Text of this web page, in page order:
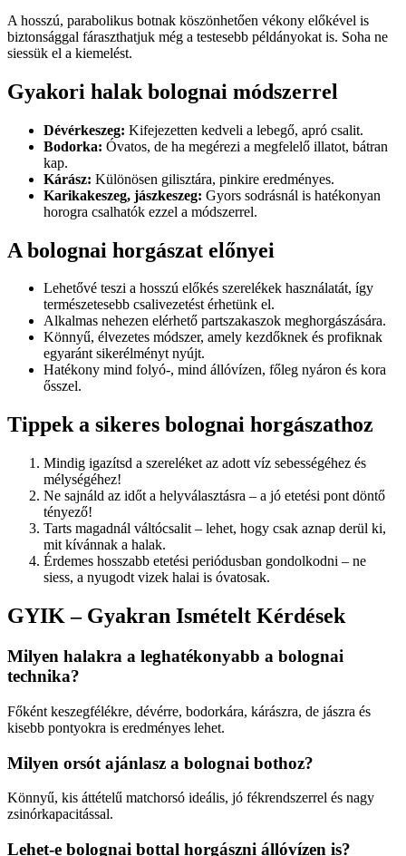
A hosszú, parabolikus botnak köszönhetően vékony előkével is
biztonsággal fáraszthatjuk még a testesebb példányokat is. Soha ne
siessük el a kiemelést.
Gyakori halak bolognai módszerrel
Dévérkeszeg: Kifejezetten kedveli a lebegő, apró csalit.
Bodorka: Óvatos, de ha megérezi a megfelelő illatot, bátran
kap.
Kárász: Különösen gilisztára, pinkire eredményes.
Karikakeszeg, jászkeszeg: Gyors sodrásnál is hatékonyan
horogra csalhatók ezzel a módszerrel.
A bolognai horgászat előnyei
Lehetővé teszi a hosszú előkés szerelékek használatát, így
természetesebb csalivezetést érhetünk el.
Alkalmas nehezen elérhető partszakaszok meghorgászására.
Könnyű, élvezetes módszer, amely kezdőknek és profiknak
egyaránt sikerélményt nyújt.
Hatékony mind folyó-, mind állóvízen, főleg nyáron és kora
ősszel.
Tippek a sikeres bolognai horgászathoz
Mindig igazítsd a szereléket az adott víz sebességéhez és
mélységéhez!
Ne sajnáld az időt a helyválasztásra – a jó etetési pont döntő
tényező!
Tarts magadnál váltócsalit – lehet, hogy csak aznap derül ki,
mit kívánnak a halak.
Érdemes hosszabb etetési periódusban gondolkodni – ne
siess, a nyugodt vizek halai is óvatosak.
GYIK – Gyakran Ismételt Kérdések
Milyen halakra a leghatékonyabb a bolognai
technika?
Főként keszegfélékre, dévérre, bodorkára, kárászra, de jászra és
kisebb pontyokra is eredményes lehet.
Milyen orsót ajánlasz a bolognai bothoz?
Könnyű, kis áttételű matchorsó ideális, jó fékrendszerrel és nagy
zsinórkapacitással.
Lehet-e bolognai bottal horgászni állóvízen is?